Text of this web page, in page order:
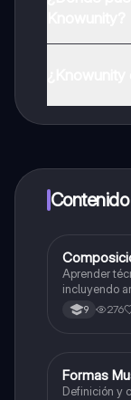
a
Artes
Aprender
incluyendo
de melodías
9 276
Música
Formas
Definición y